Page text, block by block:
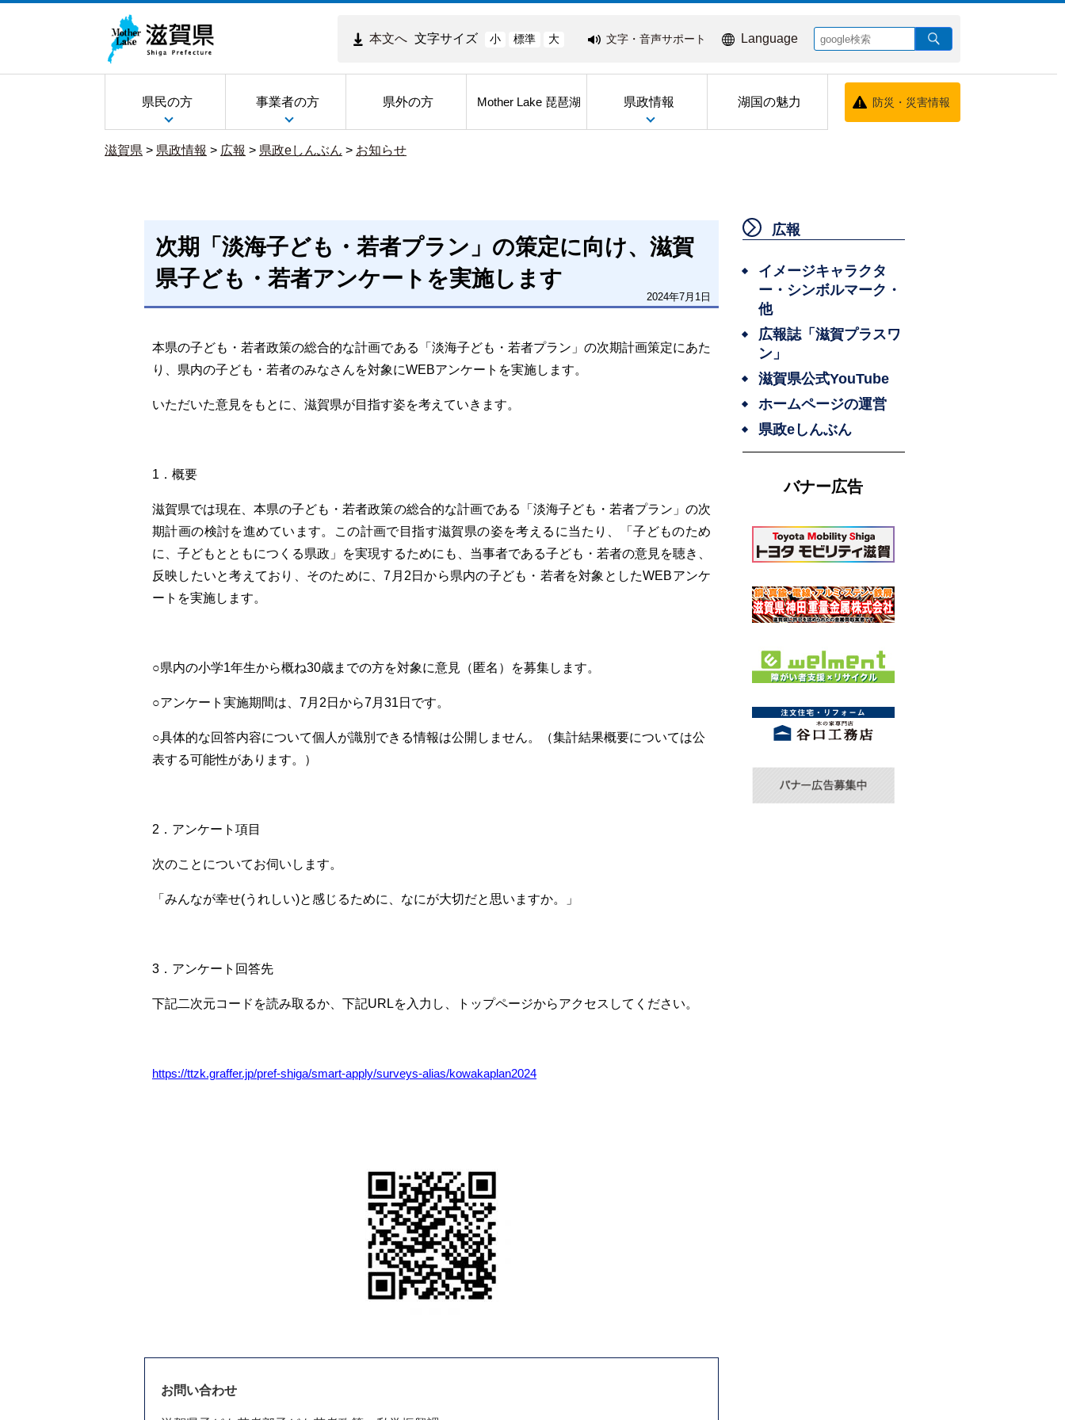
本文へ 文字サイズ 小 標準 大 文字・音声サポート Language
県民の方 事業者の方 県外の方 Mother Lake 琵琶湖 県政情報 湖国の魅力 防災・災害情報
滋賀県 > 県政情報 > 広報 > 県政eしんぶん > お知らせ
次期「淡海子ども・若者プラン」の策定に向け、滋賀
県子ども・若者アンケートを実施します
2024年7月1日
本県の子ども・若者政策の総合的な計画である「淡海子ども・若者プラン」の次期計画策定にあた
り、県内の子ども・若者のみなさんを対象にWEBアンケートを実施します。
いただいた意見をもとに、滋賀県が目指す姿を考えていきます。
1．概要
滋賀県では現在、本県の子ども・若者政策の総合的な計画である「淡海子ども・若者プラン」の次
期計画の検討を進めています。この計画で目指す滋賀県の姿を考えるに当たり、「子どものため
に、子どもとともにつくる県政」を実現するためにも、当事者である子ども・若者の意見を聴き、
反映したいと考えており、そのために、7月2日から県内の子ども・若者を対象としたWEBアンケ
ートを実施します。
○県内の小学1年生から概ね30歳までの方を対象に意見（匿名）を募集します。
○アンケート実施期間は、7月2日から7月31日です。
○具体的な回答内容について個人が識別できる情報は公開しません。（集計結果概要については公
表する可能性があります。）
2．アンケート項目
次のことについてお伺いします。
「みんなが幸せ(うれしい)と感じるために、なにが大切だと思いますか。」
3．アンケート回答先
下記二次元コードを読み取るか、下記URLを入力し、トップページからアクセスしてください。
https://ttzk.graffer.jp/pref-shiga/smart-apply/surveys-alias/kowakaplan2024
お問い合わせ
広報
イメージキャラクタ
ー・シンボルマーク・
他
広報誌「滋賀プラスワ
ン」
滋賀県公式YouTube
ホームページの運営
県政eしんぶん
バナー広告